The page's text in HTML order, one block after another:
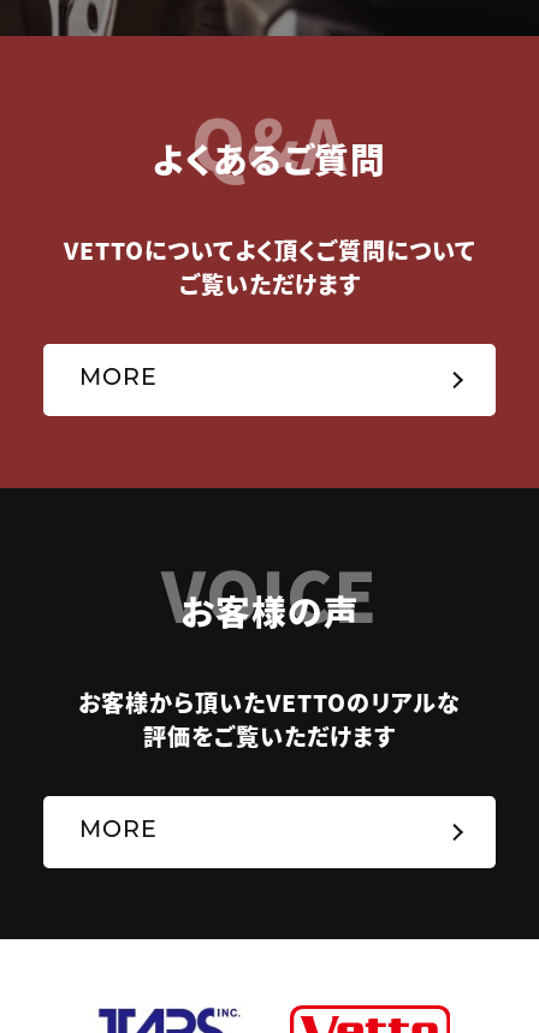
Q&A
よくあるご質問
VETTOについてよく頂くご質問について
ご覧いただけます
MORE
VOICE
お客様の声
お客様から頂いたVETTOのリアルな
評価をご覧いただけます
MORE